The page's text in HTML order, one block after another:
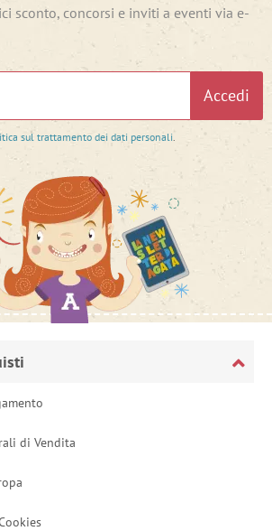
sconto, concorsi e inviti a eventi via e-
Accedi
sul trattamento dei dati personali
di Vendita